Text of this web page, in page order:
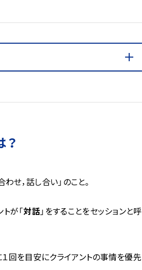
？
せ，話し合い」のこと。
が「対話」をすることをセッションと呼
回を目安にクライアントの事情を優先